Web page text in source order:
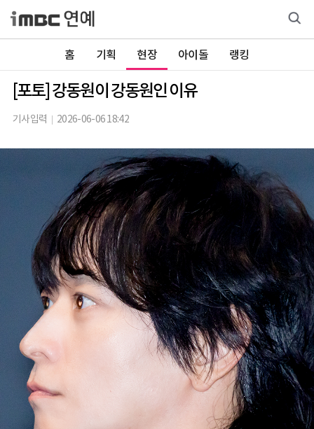
홈 기획 현장 아이돌 랭킹
[포토] 강동원이 강동원인 이유
기사입력 2026-06-06 18:42